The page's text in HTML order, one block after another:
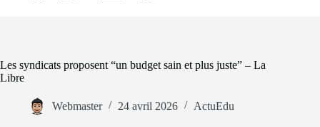
Les syndicats proposent “un budget sain et plus juste” – La
Libre
Webmaster 24 avril 2026 ActuEdu